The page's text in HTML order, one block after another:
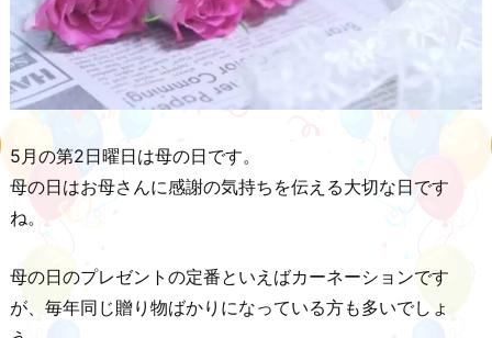
5月の第2日曜日は母の日です。
母の日はお母さんに感謝の気持ちを伝える大切な日です
ね。
母の日のプレゼントの定番といえばカーネーションです
が、毎年同じ贈り物ばかりになっている方も多いでしょ